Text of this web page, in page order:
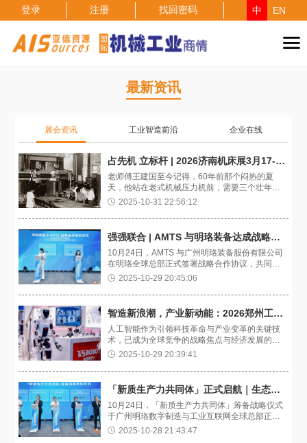
登录 注册 找回密码 中 EN
最新资讯
展会资讯 工业智造前沿 企业在线
占先机 立标杆 | 2026济南机床展3月17-20日移师新馆，焕新升级！
老师傅王建国至今记得，60年前那个闷热的夏
天，他站在老式机械压力机前，需要三个壮年工
人合力才能完成一个汽车覆盖件的冲压。如今，
点平板电脑，德国大众定制的2000吨智能冲压线
便自动运转起来，这条为特斯拉供货的生产线，
每4秒就能诞生一个完美车门。
2025-10-31 22:56:12
强强联合 | AMTS 与明珞装备达成战略合作！
10月24日，AMTS 与广州明珞装备股份有限​公司
在明珞全球总部正式签署战略合作协议，共同开
启在汽车工程与数字制造领域的全新篇章。
2025-10-29 20:45:06
智造新浪潮，产业新动能：2026郑州工博会人工智能及机器人产业链展引领“AI+”革命
人工智能作为引领科技革命与产业变革的关键技
术，已成为全球竞争的战略焦点与经济发展的核
心引擎。当前，我国人工智能技术加速渗透各行
跑”阶段。
2025-10-29 20:39:41
「新质生产力共同体」正式启航｜生态共建，产业共赢
10月24日，「新质生产力共同体」筹备战略仪式
于广州明珞数字制造与工业互联网全球总部正式
举办。京津冀新能源汽车协同发展促进会副会长
2025-10-28 21:43:47